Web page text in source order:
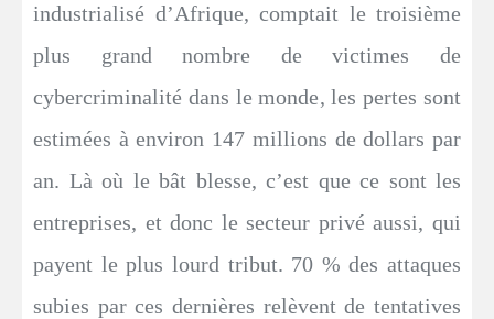
industrialisé d’Afrique, comptait le troisième
plus grand nombre de victimes de
cybercriminalité dans le monde, les pertes sont
estimées à environ 147 millions de dollars par
an. Là où le bât blesse, c’est que ce sont les
entreprises, et donc le secteur privé aussi, qui
payent le plus lourd tribut. 70 % des attaques
subies par ces dernières relèvent de tentatives